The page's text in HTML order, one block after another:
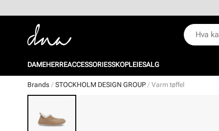
DAMEHERREACCESSORIESSKOPLEIESALG
Brands STOCKHOLM DESIGN GROUP Varm tøffel